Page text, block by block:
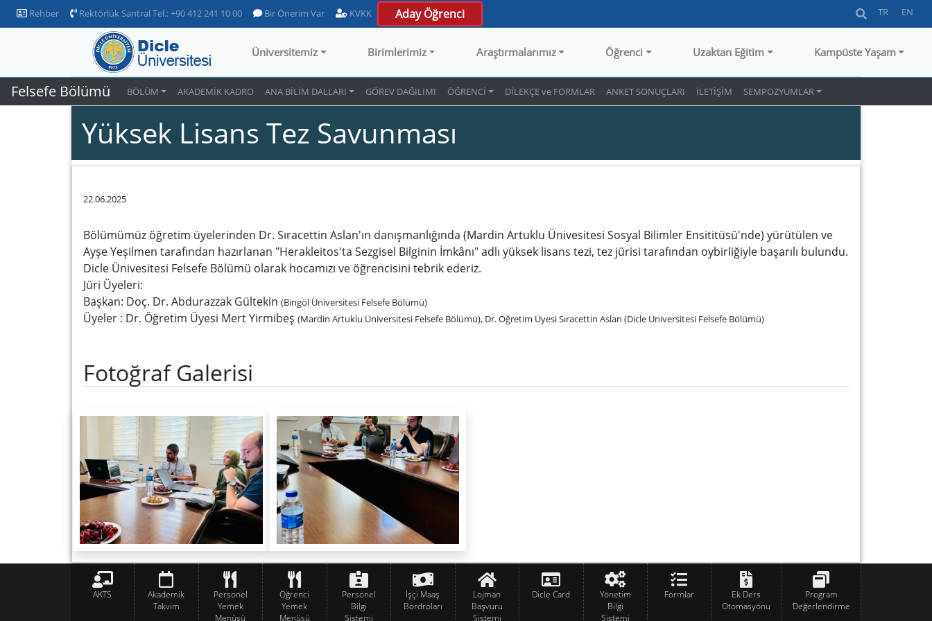
Rehber Rektörlük Santral Tel.: +90 412 241 10 00 Bir Önerim Var KVKK Aday Öğrenci TR EN
Üniversitemiz Birimlerimiz Araştırmalarımız Öğrenci Uzaktan Eğitim Kampüste Yaşam
Felsefe Bölümü BÖLÜM AKADEMİK KADRO ANA BİLİM DALLARI GÖREV DAĞILIMI ÖĞRENCİ DİLEKÇE ve FORMLAR ANKET SONUÇLARI İLETİŞİM SEMPOZYUMLAR
Yüksek Lisans Tez Savunması
22.06.2025
Bölümümüz öğretim üyelerinden Dr. Sıracettin Aslan'ın danışmanlığında (Mardin Artuklu Ünivesitesi Sosyal Bilimler Ensititüsü'nde) yürütülen ve
Ayşe Yeşilmen tarafından hazırlanan "Herakleitos'ta Sezgisel Bilginin İmkânı" adlı yüksek lisans tezi, tez jürisi tarafından oybirliğiyle başarılı bulundu.
Dicle Ünivesitesi Felsefe Bölümü olarak hocamızı ve öğrencisini tebrik ederiz.
Jüri Üyeleri:
Başkan: Doç. Dr. Abdurazzak Gültekin (Bingöl Üniversitesi Felsefe Bölümü)
Üyeler : Dr. Öğretim Üyesi Mert Yirmibeş (Mardin Artuklu Üniversitesi Felsefe Bölümü), Dr. Öğretim Üyesi Sıracettin Aslan (Dicle Üniversitesi Felsefe Bölümü)
Fotoğraf Galerisi
AKTS
Akademik
Takvim
Personel
Yemek
Menüsü
Öğrenci
Yemek
Menüsü
Personel
Bilgi
Sistemi
İşçi Maaş
Bordroları
Lojman
Başvuru
Sistemi
Dicle Card
Yönetim
Bilgi
Sistemi
Formlar
Ek Ders
Otomasyonu
Program
Değerlendirme